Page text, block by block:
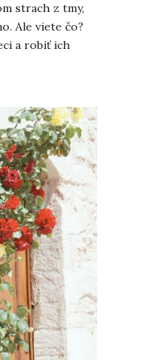
strach z tmy,
Ale viete čo?
a robiť ich